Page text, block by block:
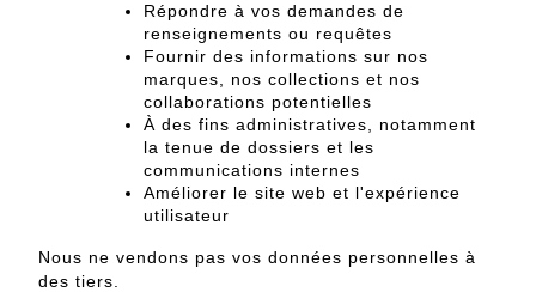
Répondre à vos demandes de
renseignements ou requêtes
Fournir des informations sur nos
marques, nos collections et nos
collaborations potentielles
À des fins administratives, notamment
la tenue de dossiers et les
communications internes
Améliorer le site web et l'expérience
utilisateur
Nous ne vendons pas vos données personnelles à
des tiers.